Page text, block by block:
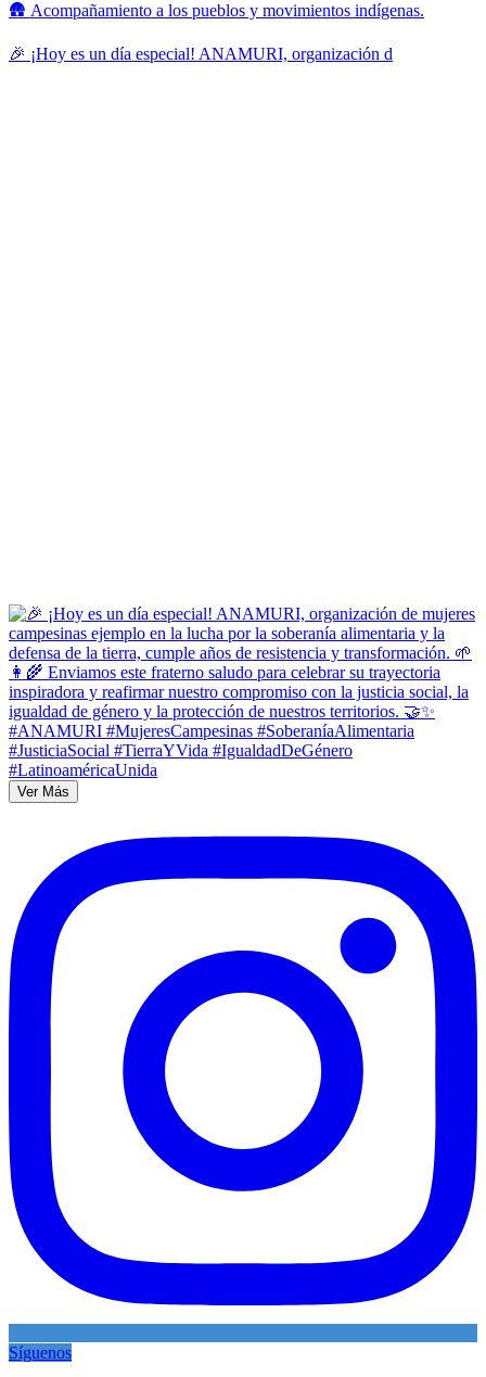
🛖 Acompañamiento a los pueblos y movimientos indígenas.
🎉 ¡Hoy es un día especial! ANAMURI, organización d
Ver Más
Síguenos